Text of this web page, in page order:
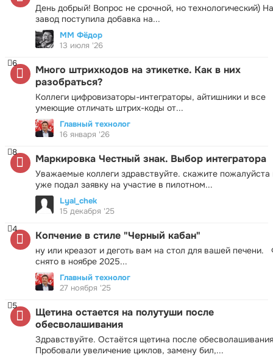
День добрый! Вопрос не срочной, но технологический) На
завод поступила добавка на...
ММ Фёдор
13 июля '26
Много штрихкодов на этикетке. Как в них
разобраться?
Коллеги цифровизаторы-интеграторы, айтишники и все
умеющие отличать штрих-коды от...
6
Главный технолог
16 января '26
Маркировка Честный знак. Выбор интегратора
Уважаемые коллеги здравствуйте. скажите пожалуйста
уже подал заявку на участие в пилотном...
8
Lyal_chek
15 декабря '25
Копчение в стиле "Черный кабан"
ну или креазот и деготь вам на стол для вашей печени.
снято в ноябре 2025...
4
Главный технолог
27 ноября '25
Щетина остается на полутуши после
обесволашивания
Здравствуйте. Остаётся щетина после
Пробовали увеличение циклов, замену бил,...
5